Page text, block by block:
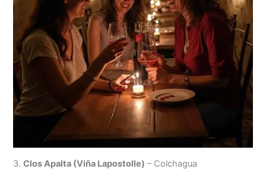
3.Clos Apalta (Viña Lapostolle) – Colchagua